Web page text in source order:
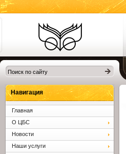
Библиотеки
Клина. Клинская
ЦБС.
Навигация
Главная
О ЦБС
Новости
Наши услуги